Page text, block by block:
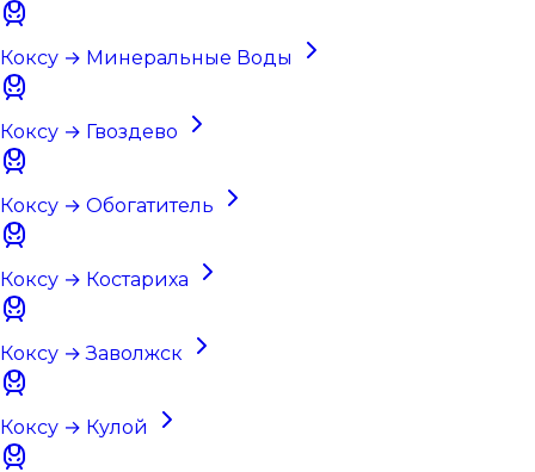
Коксу → Минеральные Воды
Коксу → Гвоздево
Коксу → Обогатитель
Коксу → Костариха
Коксу → Заволжск
Коксу → Кулой